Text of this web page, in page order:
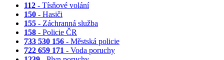
112 - Tísňové volání
150 - Hasiči
155 - Záchranná služba
158 - Policie ČR
733 530 156 - Městská policie
722 659 171 - Voda poruchy